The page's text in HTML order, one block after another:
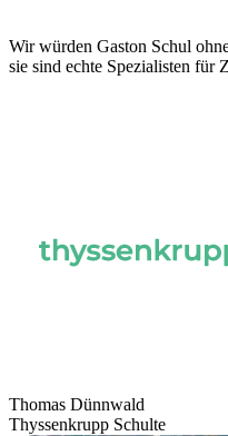
Wir würden Gaston Schul
sie sind echte Spezialisten für
Thomas Dünnwald
Thyssenkrupp Schulte